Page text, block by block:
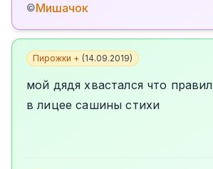
©Мишачок
Пирожки + (14.09.2019)
мой дядя хвастался что правил
в лицее сашины стихи